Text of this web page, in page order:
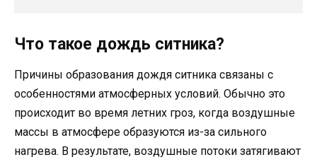
Что такое дождь ситника?
Причины образования дождя ситника связаны с
особенностями атмосферных условий. Обычно это
происходит во время летних гроз, когда воздушные
массы в атмосфере образуются из-за сильного
нагрева. В результате, воздушные потоки затягивают